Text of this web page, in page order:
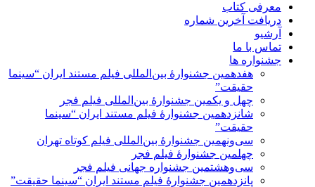
معرفی کتاب
دریافت آخرین شماره
آرشیو
تماس با ما
جشنواره ها
هفدهمین جشنوارۀ بین‌المللی فیلم مستند ایران “سینما
حقیقت”
چهل و یکمین جشنوارۀ بین‌المللی فیلم فجر
شانزدهمین جشنوارۀ فیلم مستند ایران “سینما
حقیقت”
سی‌ونهمین جشنوارۀ بین‌المللی فیلم کوتاه تهران
چهلمین جشنوارۀ فیلم فجر
سی‌وهشتمین جشنواره جهانی فیلم فجر
پانزدهمین جشنوارۀ فیلم مستند ایران “سینما حقیقت”